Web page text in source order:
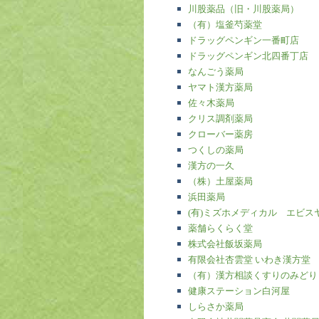
川股薬品（旧・川股薬局）
（有）塩釜芍薬堂
ドラッグペンギン一番町店
ドラッグペンギン北四番丁店
なんごう薬局
ヤマト漢方薬局
佐々木薬局
クリス調剤薬局
クローバー薬房
つくしの薬局
漢方の一久
（株）土屋薬局
浜田薬局
(有)ミズホメディカル エビス
薬舗らくらく堂
株式会社飯坂薬局
有限会社杏雲堂 いわき漢方堂
（有）漢方相談くすりのみどり
健康ステーション白河屋
しらさか薬局